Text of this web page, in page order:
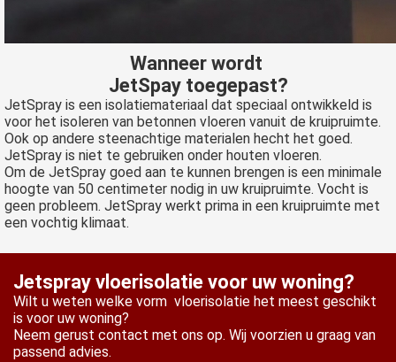
Wanneer wordt
JetSpay toegepast?
JetSpray is een isolatiemateriaal dat speciaal ontwikkeld is
voor het isoleren van betonnen vloeren vanuit de kruipruimte.
Ook op andere steenachtige materialen hecht het goed.
JetSpray is niet te gebruiken onder houten vloeren.
Om de JetSpray goed aan te kunnen brengen is een minimale
hoogte van 50 centimeter nodig in uw kruipruimte. Vocht is
geen probleem. JetSpray werkt prima in een kruipruimte met
een vochtig klimaat.
Jetspray vloerisolatie voor uw woning?
Wilt u weten welke vorm vloerisolatie het meest geschikt
is voor uw woning?
Neem gerust contact met ons op. Wij voorzien u graag van
passend advies.